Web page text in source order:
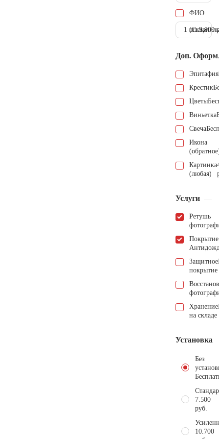
ФИО
1 шт.9.000
Доп.
Эпитафия
Крестик
Цветы
Виньетка
Свеча
Икона
Картинка
(любая)
Услуги
Ретушь
Покрытие
Защитное
покрытие
Хранение
на складе
Установка
Без
7.500
руб.
10.700